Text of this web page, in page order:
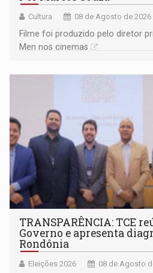
Cultura 08 de Agosto de 2026
Filme foi produzido pelo diretor
Men nos cinemas
TRANSPARÊNCIA: TCE
Governo e apresenta
Rondônia
Eleições 2026 08 de Agosto